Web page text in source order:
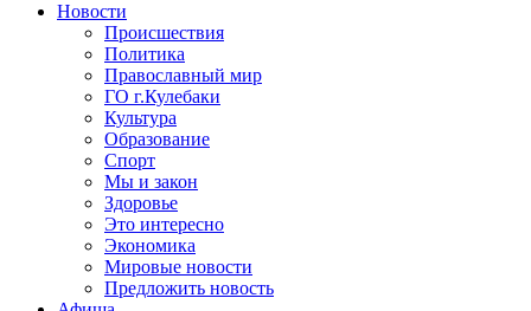
Новости
Происшествия
Политика
Православный мир
ГО г.Кулебаки
Культура
Образование
Спорт
Мы и закон
Здоровье
Это интересно
Экономика
Мировые новости
Предложить новость